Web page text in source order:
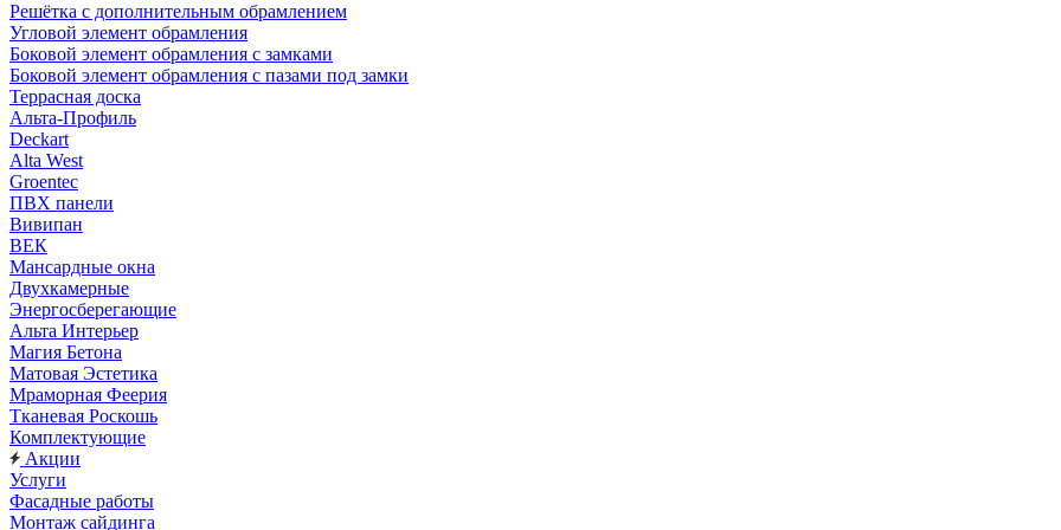
Решётка с дополнительным обрамлением
Угловой элемент обрамления
Боковой элемент обрамления с замками
Боковой элемент обрамления с пазами под замки
Террасная доска
Альта-Профиль
Deckart
Alta West
Groentec
ПВХ панели
Вивипан
ВЕК
Мансардные окна
Двухкамерные
Энергосберегающие
Альта Интерьер
Магия Бетона
Матовая Эстетика
Мраморная Феерия
Тканевая Роскошь
Комплектующие
Акции
Услуги
Фасадные работы
Монтаж сайдинга